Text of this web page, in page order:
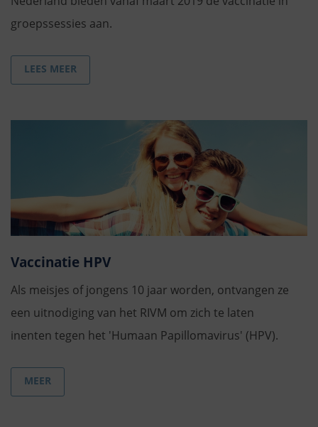
groepssessies aan.
LEES MEER
Vaccinatie HPV
Als meisjes of jongens 10 jaar worden, ontvangen ze
een uitnodiging van het RIVM om zich te laten
inenten tegen het 'Humaan Papillomavirus' (HPV).
MEER